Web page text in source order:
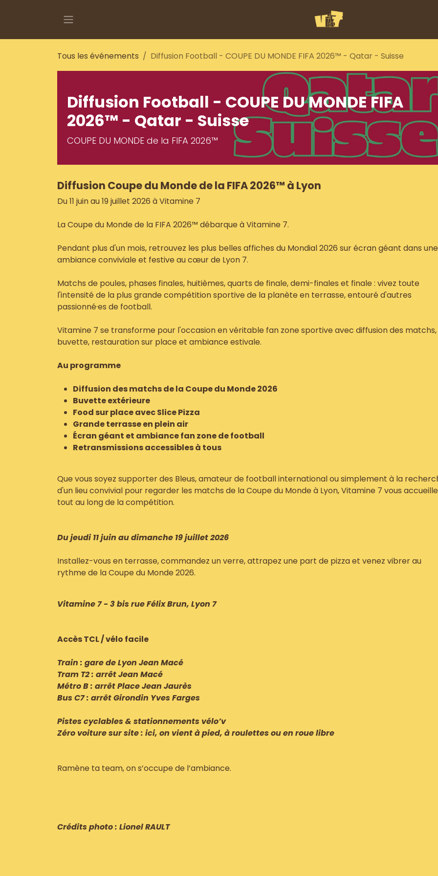
Tous les événements Diffusion Football - COUPE DU MONDE FIFA 2026™ - Qatar - Suisse
Diffusion Football - COUPE DU MONDE FIFA
2026™ - Qatar - Suisse
COUPE DU MONDE de la FIFA 2026™
Diffusion Coupe du Monde de la FIFA 2026™ à Lyon
Du 11 juin au 19 juillet 2026 à Vitamine 7
La Coupe du Monde de la FIFA 2026™ débarque à Vitamine 7.
Pendant plus d'un mois, retrouvez les plus belles affiches du Mondial 2026 sur écran géant dans une
ambiance conviviale et festive au cœur de Lyon 7.
Matchs de poules, phases finales, huitièmes, quarts de finale, demi-finales et finale : vivez toute
l'intensité de la plus grande compétition sportive de la planète en terrasse, entouré d'autres
passionné·es de football.
Vitamine 7 se transforme pour l'occasion en véritable fan zone sportive avec diffusion des matchs,
buvette, restauration sur place et ambiance estivale.
Au programme
Diffusion des matchs de la Coupe du Monde 2026
Buvette extérieure
Food sur place avec Slice Pizza
Grande terrasse en plein air
Écran géant et ambiance fan zone de football
Retransmissions accessibles à tous
Que vous soyez supporter des Bleus, amateur de football international ou simplement à la
d'un lieu convivial pour regarder les matchs de la Coupe du Monde à Lyon, Vitamine 7 vous accueille
tout au long de la compétition.
Du jeudi 11 juin au dimanche 19 juillet 2026
Installez-vous en terrasse, commandez un verre, attrapez une part de pizza et venez vibrer au
rythme de la Coupe du Monde 2026.
Vitamine 7 - 3 bis rue Félix Brun, Lyon 7
Accès TCL / vélo facile
Train : gare de Lyon Jean Macé
Tram T2 : arrêt Jean Macé
Métro B : arrêt Place Jean Jaurès
Bus C7 : arrêt Girondin Yves Farges
Pistes cyclables & stationnements vélo’v
Zéro voiture sur site : ici, on vient à pied, à roulettes ou en roue libre
Ramène ta team, on s’occupe de l’ambiance.
Crédits photo : Lionel RAULT